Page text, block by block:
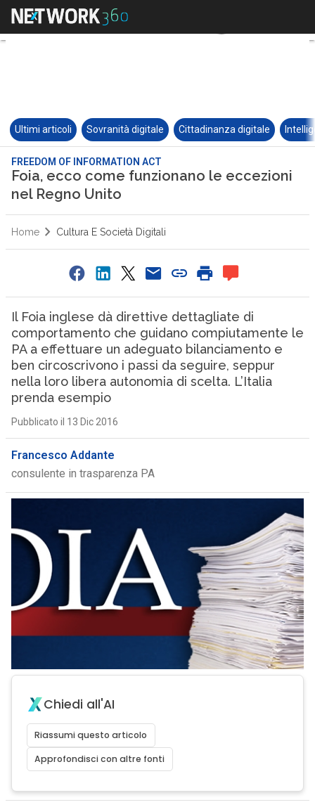
Ultimi articoli Sovranità digitale Cittadinanza digitale
FREEDOM OF INFORMATION ACT
Foia, ecco come funzionano le eccezioni
nel Regno Unito
Home Cultura E Società Digitali
Il Foia inglese dà direttive dettagliate di
comportamento che guidano compiutamente le
PA a effettuare un adeguato bilanciamento e
ben circoscrivono i passi da seguire, seppur
nella loro libera autonomia di scelta. L’Italia
prenda esempio
Pubblicato il 13 Dic 2016
Francesco Addante
consulente in trasparenza PA
Chiedi all'AI
Riassumi questo articolo
Approfondisci con altre fonti